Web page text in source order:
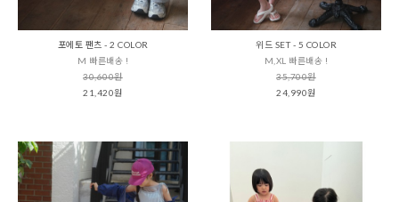
포에토 팬츠 - 2 COLOR
M 빠른배송 !
30,600원
21,420원
위드 SET - 5 COLOR
M,XL 빠른배송 !
35,700원
24,990원